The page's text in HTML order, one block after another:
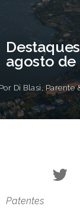
agosto de
Di Blasi, Parente
Patentes